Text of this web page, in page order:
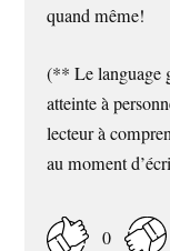
quand même!
(** Le language
atteinte à
lecteur à
au moment
0